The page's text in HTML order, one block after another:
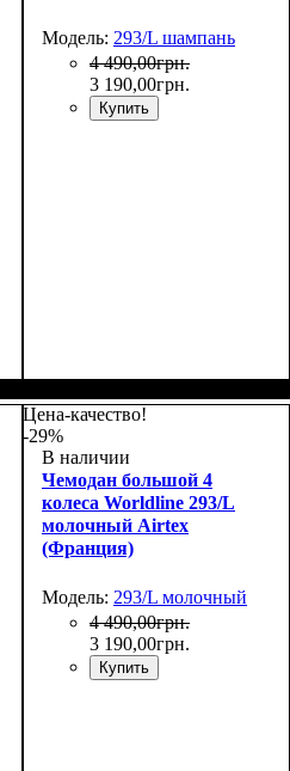
Модель: 293/L шампань
4 490,00грн.
3 190,00грн.
Купить
75х48х32+5
Цена-качество!
-29%
В наличии
Чемодан большой 4
колеса Worldline 293/L
молочный Airtex
(Франция)
Модель: 293/L молочный
4 490,00грн.
3 190,00грн.
Купить